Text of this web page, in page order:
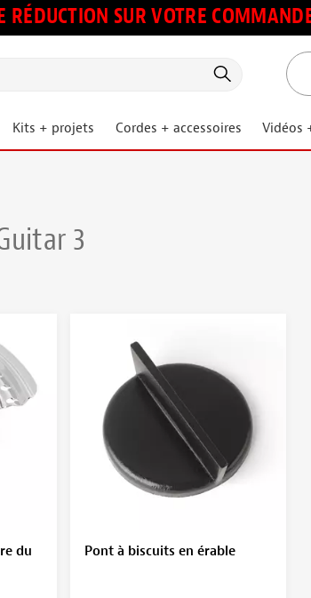
RÉDUCTION SUR VOTRE
Kits + projets Cordes + accessoires Vidéos
3
du
Pont à biscuits en érable